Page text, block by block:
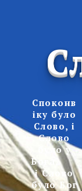
Споконв
іку було
Слово, і
Слово
було у
Бога,
і Слово
було Бог